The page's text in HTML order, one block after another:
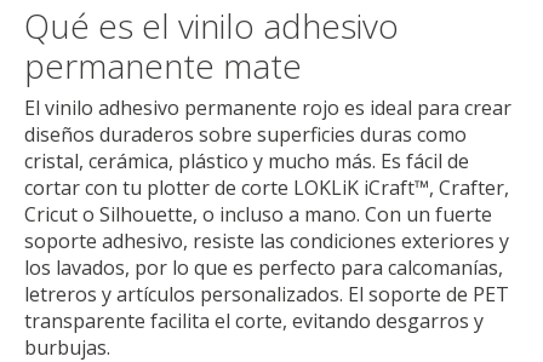
Qué es el vinilo adhesivo
permanente mate
El vinilo adhesivo permanente rojo es ideal para crear
diseños duraderos sobre superficies duras como
cristal, cerámica, plástico y mucho más. Es fácil de
cortar con tu plotter de corte LOKLiK iCraft™, Crafter,
Cricut o Silhouette, o incluso a mano. Con un fuerte
soporte adhesivo, resiste las condiciones exteriores y
los lavados, por lo que es perfecto para calcomanías,
letreros y artículos personalizados. El soporte de PET
transparente facilita el corte, evitando desgarros y
burbujas.